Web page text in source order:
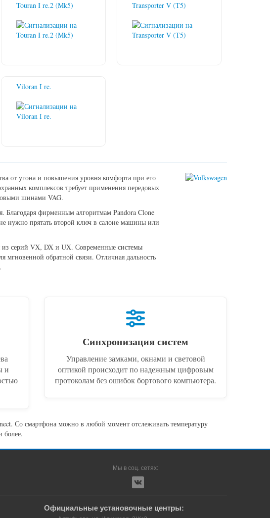
Touran I re.2 (Mk5) Transporter V (T5)
Viloran I re.
от угона и повышения уровня комфорта при его
комплексов требует применения передовых
шинами VAG.
Благодаря фирменным алгоритмам Pandora Clone
нужно прятать второй ключ в салоне машины или
из серий VX, DX и UX. Современные системы
мгновенной обратной связи. Отличная дальность
и
Синхронизация систем
Управление замками, окнами и световой
оптикой происходит по надежным цифровым
протоколам без ошибок бортового компьютера.
Со смартфона можно в любой момент отслеживать температуру
более.
Мы в соц. сетях:
Официальные установочные центры: